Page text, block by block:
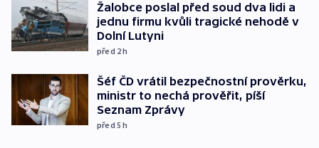
Žalobce poslal před soud dva lidi a
jednu firmu kvůli tragické nehodě v
Dolní Lutyni
před 2h
Šéf ČD vrátil bezpečnostní prověrku,
ministr to nechá prověřit, píší
Seznam Zprávy
před 5h